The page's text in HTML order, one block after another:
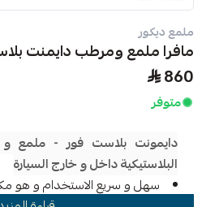
ملمع ديكور
مافرا ملمع ومرطب دايمنت
860
متوفر
دايمونت بلاست فور - ملمع و
البلاستيكية داخل و خارج السيارة
سهل و سريع الاستخدام و هو